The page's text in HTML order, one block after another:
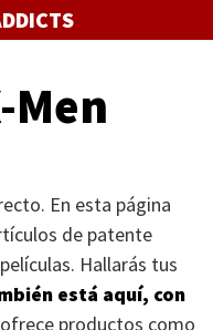
Men
En esta página
de patente
Hallarás tus
está aquí, con
productos como